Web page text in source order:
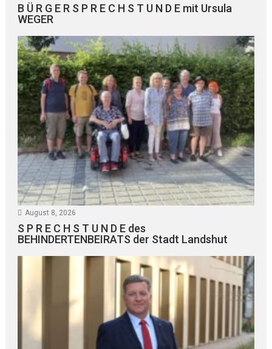
B Ü R G E R S P R E C H S T U N D E mit Ursula
WEGER
August 8, 2026
S P R E C H S T U N D E des
BEHINDERTENBEIRATS der Stadt Landshut